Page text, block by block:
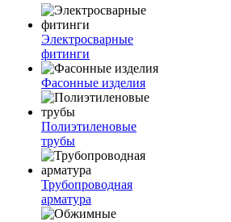
Электросварные
фитинги
Фасонные изделия
Полиэтиленовые
трубы
Трубопроводная
арматура